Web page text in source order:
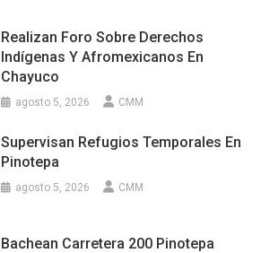
Realizan Foro Sobre Derechos
Indígenas Y Afromexicanos En
Chayuco
agosto 5, 2026 CMM
Supervisan Refugios Temporales En
Pinotepa
agosto 5, 2026 CMM
Bachean Carretera 200 Pinotepa